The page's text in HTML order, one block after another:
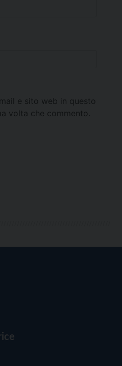
e sito web in questo
volta che commento.